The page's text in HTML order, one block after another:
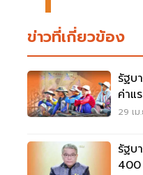
ข่าวที่เกี่ยวข้อง
รัฐบ
ค่าแ
พ.ค
29 เม
รัฐบ
400